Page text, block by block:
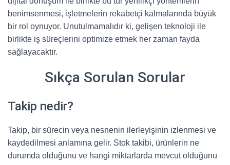
benimsenmesi, işletmelerin rekabetçi kalmalarında büyük
bir rol oynuyor. Unutulmamalıdır ki, gelişen teknoloji ile
birlikte iş süreçlerini optimize etmek her zaman fayda
sağlayacaktır.
Sıkça Sorulan Sorular
Takip nedir?
Takip, bir sürecin veya nesnenin ilerleyişinin izlenmesi ve
kaydedilmesi anlamına gelir. Stok takibi, ürünlerin ne
durumda olduğunu ve hangi miktarlarda mevcut olduğunu